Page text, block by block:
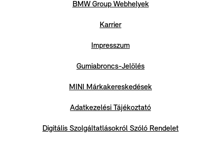
BMW Group Webhelyek
Karrier
Impresszum
Gumiabroncs-Jelölés
MINI Márkakereskedések
Adatkezelési Tájékoztató
Digitális Szolgáltatlásokról Szóló Rendelet